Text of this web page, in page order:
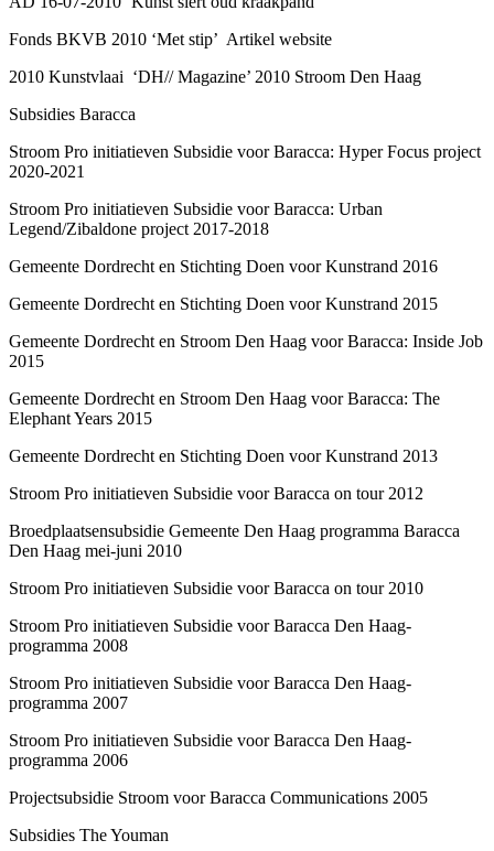
Fonds BKVB 2010 ‘Met stip’ Artikel website
2010 Kunstvlaai ‘DH// Magazine’ 2010 Stroom Den Haag
Subsidies Baracca
Stroom Pro initiatieven Subsidie voor Baracca: Hyper Focus project
2020-2021
Stroom Pro initiatieven Subsidie voor Baracca: Urban
Legend/Zibaldone project 2017-2018
Gemeente Dordrecht en Stichting Doen voor Kunstrand 2016
Gemeente Dordrecht en Stichting Doen voor Kunstrand 2015
Gemeente Dordrecht en Stroom Den Haag voor Baracca: Inside Job
2015
Gemeente Dordrecht en Stroom Den Haag voor Baracca: The
Elephant Years 2015
Gemeente Dordrecht en Stichting Doen voor Kunstrand 2013
Stroom Pro initiatieven Subsidie voor Baracca on tour 2012
Broedplaatsensubsidie Gemeente Den Haag programma Baracca
Den Haag mei-juni 2010
Stroom Pro initiatieven Subsidie voor Baracca on tour 2010
Stroom Pro initiatieven Subsidie voor Baracca Den Haag-
programma 2008
Stroom Pro initiatieven Subsidie voor Baracca Den Haag-
programma 2007
Stroom Pro initiatieven Subsidie voor Baracca Den Haag-
programma 2006
Projectsubsidie Stroom voor Baracca Communications 2005
Subsidies The Youman